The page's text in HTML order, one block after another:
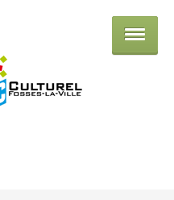
Centre culturel de Fosses-la-Ville